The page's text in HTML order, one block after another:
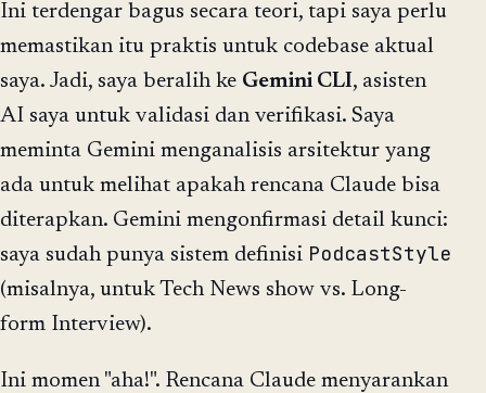
Ini terdengar bagus secara teori, tapi saya perlu
memastikan itu praktis untuk codebase aktual
saya. Jadi, saya beralih ke Gemini CLI, asisten
AI saya untuk validasi dan verifikasi. Saya
meminta Gemini menganalisis arsitektur yang
ada untuk melihat apakah rencana Claude bisa
diterapkan. Gemini mengonfirmasi detail kunci:
saya sudah punya sistem definisi PodcastStyle
(misalnya, untuk Tech News show vs. Long-
form Interview).
Ini momen "aha!". Rencana Claude menyarankan